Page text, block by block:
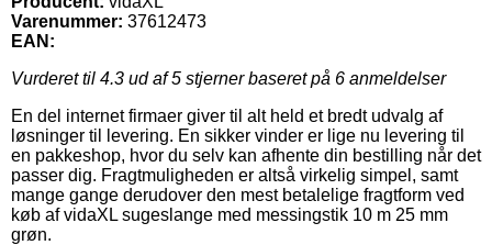
Varenummer: 37612473
EAN:
Vurderet til 4.3 ud af 5 stjerner baseret på 6 anmeldelser
En del internet firmaer giver til alt held et bredt udvalg af
løsninger til levering. En sikker vinder er lige nu levering til
en pakkeshop, hvor du selv kan afhente din bestilling når det
passer dig. Fragtmuligheden er altså virkelig simpel, samt
mange gange derudover den mest betalelige fragtform ved
køb af vidaXL sugeslange med messingstik 10 m 25 mm
grøn.